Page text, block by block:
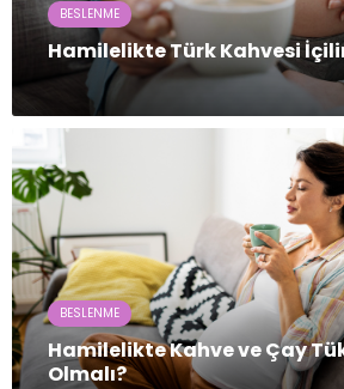
BESLENME
Hamilelikte Türk Kahvesi
BESLENME
Hamilelikte Kahve ve Çay
Olmalı?